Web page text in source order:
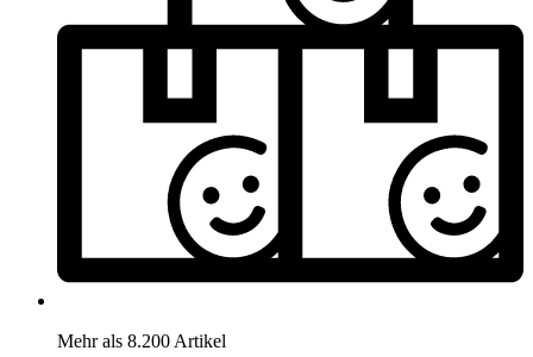
Mehr als 8.200 Artikel